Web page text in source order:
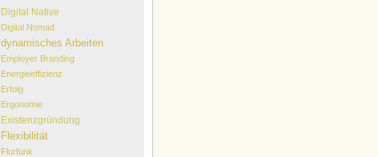
Digital Native
Digital Nomad
dynamisches Arbeiten
Employer Branding
Energieeffizienz
Erfolg
Ergonomie
Existenzgründung
Flexibilität
Flurfunk